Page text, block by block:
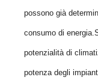
possono già
consumo di
potenzialità di
potenza degli